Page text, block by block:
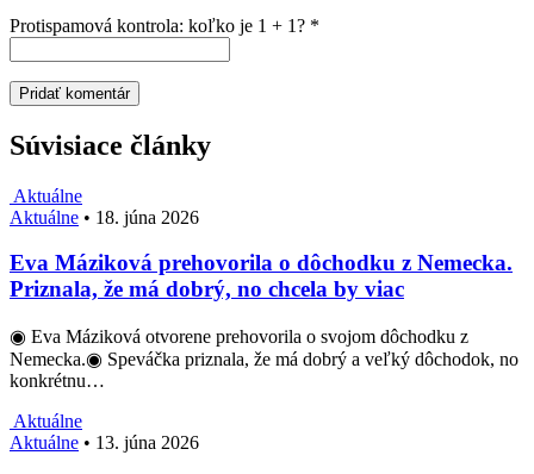
Protispamová kontrola: koľko je 1 + 1? *
Súvisiace články
Aktuálne
Aktuálne • 18. júna 2026
Eva Máziková prehovorila o dôchodku z Nemecka.
Priznala, že má dobrý, no chcela by viac
◉ Eva Máziková otvorene prehovorila o svojom dôchodku z
Nemecka.◉ Speváčka priznala, že má dobrý a veľký dôchodok, no
konkrétnu…
Aktuálne
Aktuálne • 13. júna 2026